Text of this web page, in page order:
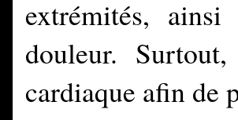
extrémités,
douleur.
cardiaque afin de